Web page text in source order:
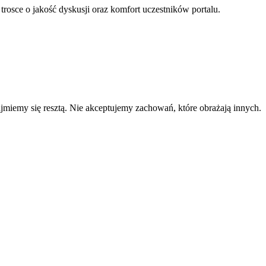
o jakość dyskusji oraz komfort uczestników portalu.
się resztą. Nie akceptujemy zachowań, które obrażają innych.